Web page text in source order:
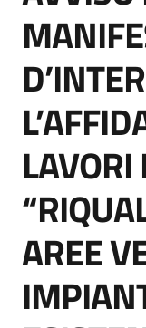
LAVORI
AREE